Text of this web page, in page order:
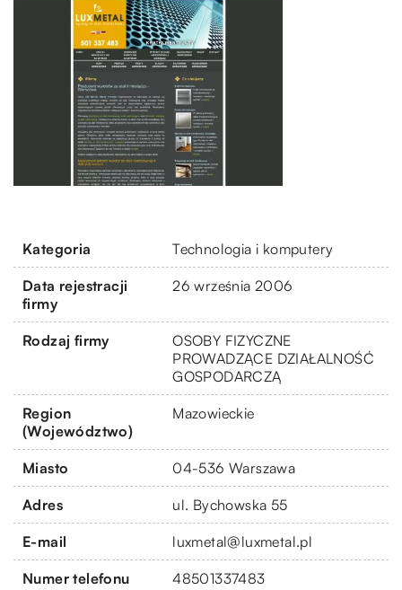
Kategoria Technologia i komputery
Data rejestracji
firmy
26 września 2006
Rodzaj firmy
OSOBY FIZYCZNE
PROWADZĄCE DZIAŁALNOŚĆ
GOSPODARCZĄ
Region
(Województwo)
Mazowieckie
Miasto 04-536 Warszawa
Adres ul. Bychowska 55
E-mail luxmetal@luxmetal.pl
Numer telefonu 48501337483